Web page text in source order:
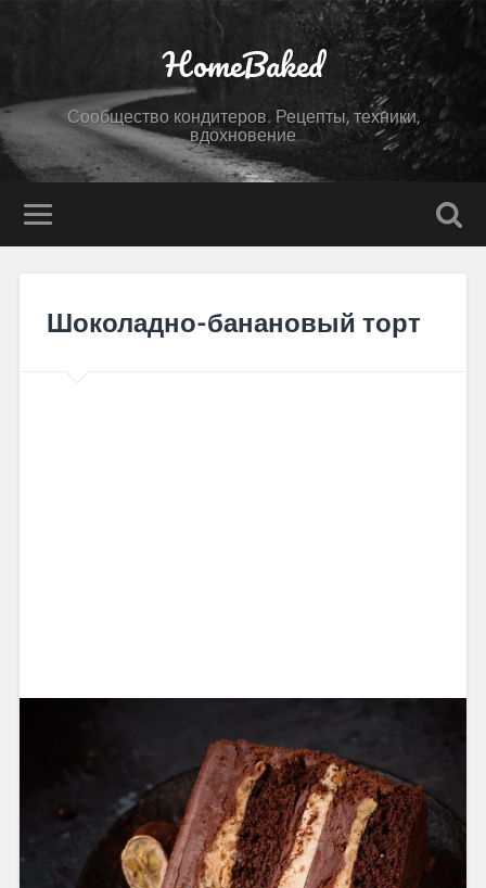
HomeBaked
Сообщество кондитеров. Рецепты, техники,
вдохновение
Шоколадно-банановый торт